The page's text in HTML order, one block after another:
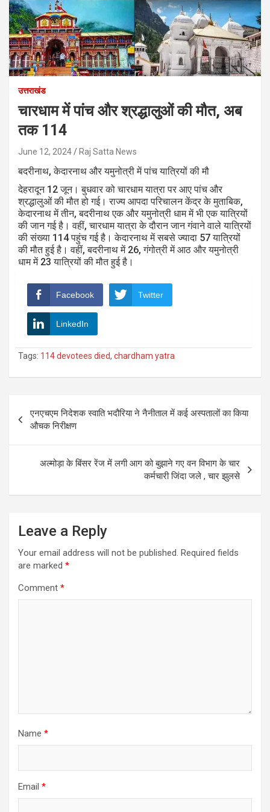
उत्तराखंड
चारधाम में पांच और श्रद्धालुओं की मौत, अब
तक 114
June 12, 2024 Raj Satta News
बदरीनाथ, केदारनाथ और यमुनोत्री में पांच यात्रियों की मौ
देहरादून 12 जून। बुधवार को चारधाम यात्रा पर आए पांच और
श्रद्धालुओं की मौत हो गई। राज्य आपदा परिचालन केंद्र के मुताबिक,
केदारनाथ में तीन, बदरीनाथ एक और यमुनोत्री धाम में भी एक यात्रियों
की जान गई है। वहीं, चारधाम यात्रा के दौरान जान गंवाने वाले यात्रियों
की संख्या 114 पहुंच गई है। केदारनाथ में सबसे ज्यादा 57 यात्रियों
की मौत हुई है। वहीं, बदरीनाथ में 26, गंगोत्री में आठ और यमुनोत्री
धाम में 23 यात्रियों की मौत हुई है।
Facebook Twitter
LinkedIn
Tags: 114 devotees died, chardham yatra
navigation
एनएचएम निदेशक स्वाति भदौरिया ने नैनीताल में कई अस्पतालों का किया
औचक निरीक्षण
अल्मोड़ा के बिंसर रेंज में लगी आग को बुझाने गए वन विभाग के चार
कर्मचारी जिंदा जले , चार झुलसे
Leave a Reply
Your email address will not be published. Required fields
are marked *
Comment *
Name *
Email *